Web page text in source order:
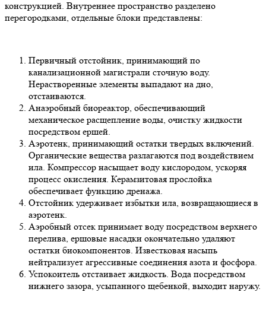
конструкцией. Внутреннее пространство разделено
перегородками, отдельные блоки представлены:
Первичный отстойник, принимающий по
канализационной магистрали сточную воду.
Нерастворенные элементы выпадают на дно,
отстаиваются.
Анаэробный биореактор, обеспечивающий
механическое расщепление воды, очистку жидкости
посредством ершей.
Аэротенк, принимающий остатки твердых включений.
Органические вещества разлагаются под воздействием
ила. Компрессор насыщает воду кислородом, ускоряя
процесс окисления. Керамзитовая прослойка
обеспечивает функцию дренажа.
Отстойник удерживает избытки ила, возвращающиеся в
аэротенк.
Аэробный отсек принимает воду посредством верхнего
перелива, ершовые насадки окончательно удаляют
остатки биокомпонентов. Известковая насыпь
нейтрализует агрессивные соединения азота и фосфора.
Успокоитель отстаивает жидкость. Вода посредством
нижнего зазора, усыпанного щебенкой, выходит наружу.